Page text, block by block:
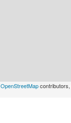
OpenStreetMapcontributors,